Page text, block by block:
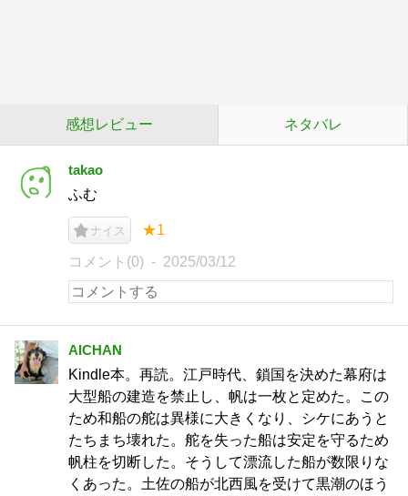
感想レビュー ネタバレ
takao
ふむ
ナイス ★1
コメント(0) 2025/03/12
AICHAN
Kindle本。再読。江戸時代、鎖国を決めた幕府は
大型船の建造を禁止し、帆は一枚と定めた。この
ため和船の舵は異様に大きくなり、シケにあうと
たちまち壊れた。舵を失った船は安定を守るため
帆柱を切断した。そうして漂流した船が数限りな
くあった。土佐の船が北西風を受けて黒潮のほう